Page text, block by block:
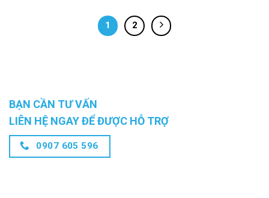
1 2
BẠN CẦN TƯ VẤN
LIÊN HỆ NGAY ĐỂ ĐƯỢC HỖ TRỢ
0907 605 596